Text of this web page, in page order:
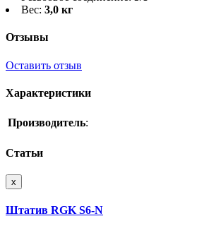
Вес: 3,0 кг
Отзывы
Оставить отзыв
Характеристики
Производитель:
Статьи
x
Штатив RGK S6-N